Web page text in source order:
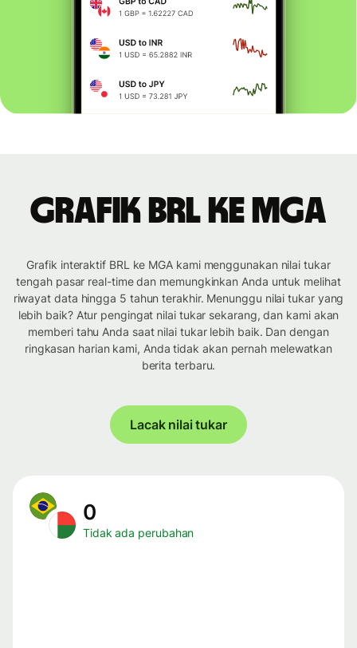
Grafik BRL ke MGA
Grafik interaktif BRL ke MGA kami menggunakan nilai tukar
tengah pasar real-time dan memungkinkan Anda untuk melihat
riwayat data hingga 5 tahun terakhir. Menunggu nilai tukar yang
lebih baik? Atur pengingat nilai tukar sekarang, dan kami akan
memberi tahu Anda saat nilai tukar lebih baik. Dan dengan
ringkasan harian kami, Anda tidak akan pernah melewatkan
berita terbaru.
Lacak nilai tukar
0
Tidak ada perubahan